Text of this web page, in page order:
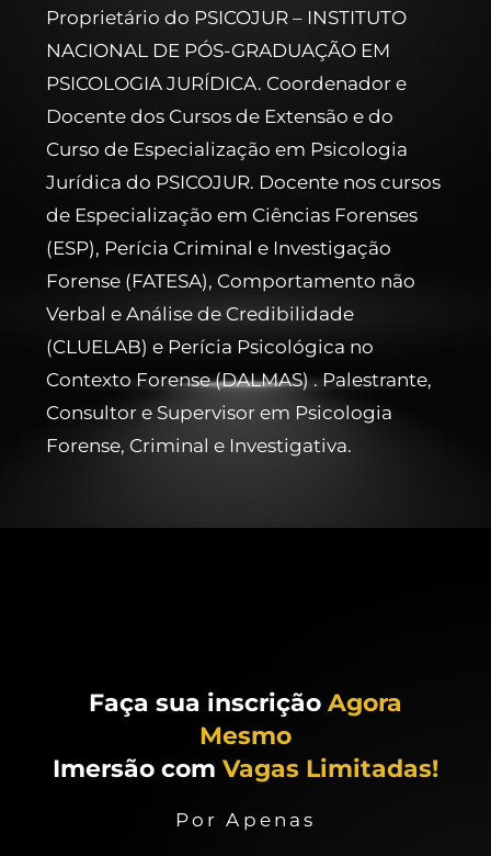
Proprietário do PSICOJUR – INSTITUTO
NACIONAL DE PÓS-GRADUAÇÃO EM
PSICOLOGIA JURÍDICA. Coordenador e
Docente dos Cursos de Extensão e do
Curso de Especialização em Psicologia
Jurídica do PSICOJUR. Docente nos cursos
de Especialização em Ciências Forenses
(ESP), Perícia Criminal e Investigação
Forense (FATESA), Comportamento não
Verbal e Análise de Credibilidade
(CLUELAB) e Perícia Psicológica no
Contexto Forense (DALMAS) . Palestrante,
Consultor e Supervisor em Psicologia
Forense, Criminal e Investigativa.
Faça sua inscrição Agora
Mesmo
Imersão com Vagas Limitadas!
Por Apenas